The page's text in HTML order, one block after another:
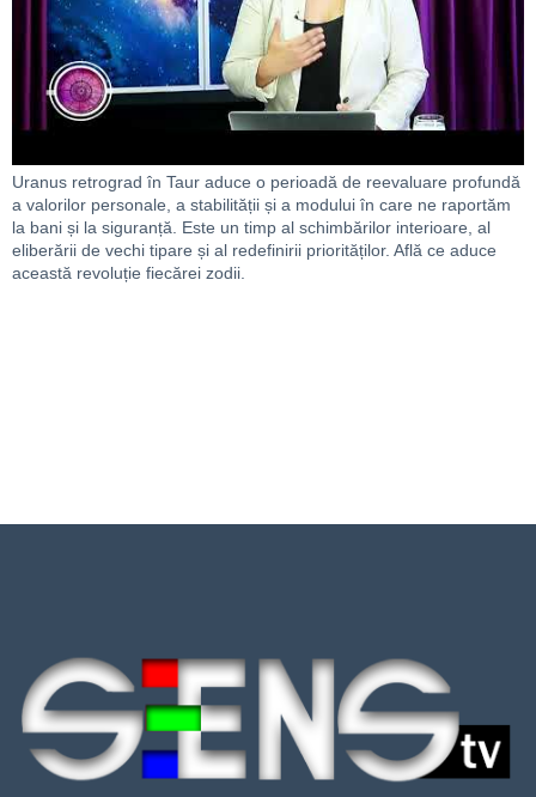
Uranus retrograd în Taur aduce o perioadă de reevaluare profundă
a valorilor personale, a stabilității și a modului în care ne raportăm
la bani și la siguranță. Este un timp al schimbărilor interioare, al
eliberării de vechi tipare și al redefinirii priorităților. Află ce aduce
această revoluție fiecărei zodii.